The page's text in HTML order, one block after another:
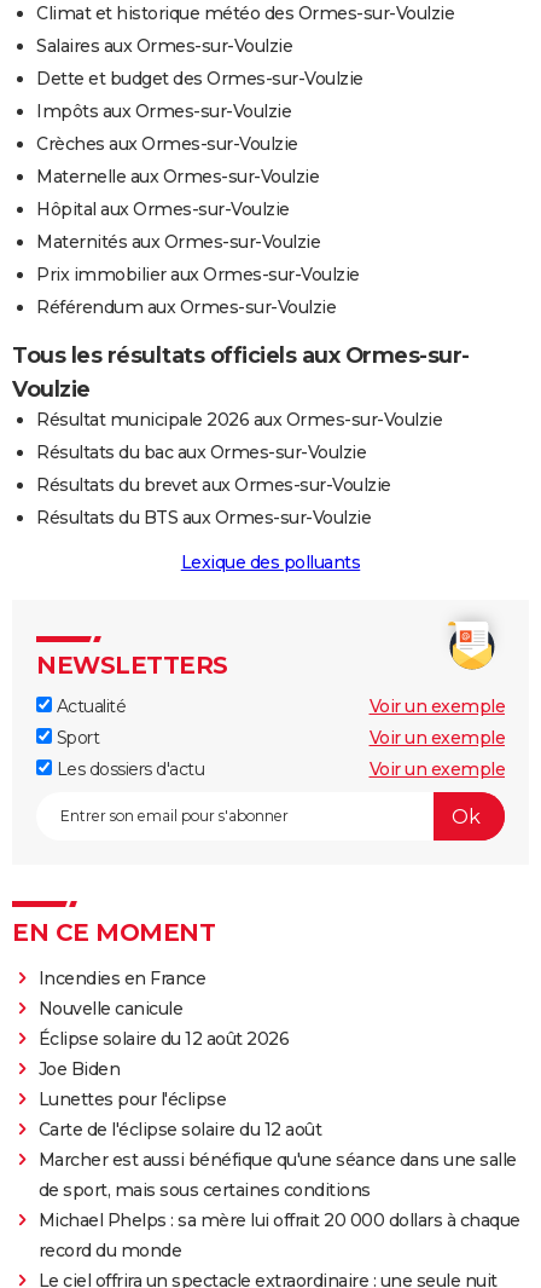
Climat et historique météo des Ormes-sur-Voulzie
Salaires aux Ormes-sur-Voulzie
Dette et budget des Ormes-sur-Voulzie
Impôts aux Ormes-sur-Voulzie
Crèches aux Ormes-sur-Voulzie
Maternelle aux Ormes-sur-Voulzie
Hôpital aux Ormes-sur-Voulzie
Maternités aux Ormes-sur-Voulzie
Prix immobilier aux Ormes-sur-Voulzie
Référendum aux Ormes-sur-Voulzie
Tous les résultats officiels aux Ormes-sur-
Voulzie
Résultat municipale 2026 aux Ormes-sur-Voulzie
Résultats du bac aux Ormes-sur-Voulzie
Résultats du brevet aux Ormes-sur-Voulzie
Résultats du BTS aux Ormes-sur-Voulzie
Lexique des polluants
NEWSLETTERS
Actualité
Voir un exemple
Sport
Voir un exemple
Les dossiers d'actu
Voir un exemple
EN CE MOMENT
Incendies en France
Nouvelle canicule
Éclipse solaire du 12 août 2026
Joe Biden
Lunettes pour l'éclipse
Carte de l'éclipse solaire du 12 août
Marcher est aussi bénéfique qu'une séance dans une salle
de sport, mais sous certaines conditions
Michael Phelps : sa mère lui offrait 20 000 dollars à chaque
record du monde
Le ciel offrira un spectacle extraordinaire : une seule nuit